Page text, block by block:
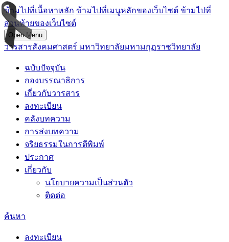
ข้ามไปที่เนื้อหาหลัก ข้ามไปที่เมนูหลักของเว็บไซต์ ข้ามไปที่
ส่วนท้ายของเว็บไซต์
Open Menu
วารสารสังคมศาสตร์ มหาวิทยาลัยมหามกุฏราชวิทยาลัย
ฉบับปัจจุบัน
กองบรรณาธิการ
เกี่ยวกับวารสาร
ลงทะเบียน
คลังบทความ
การส่งบทความ
จริยธรรมในการตีพิมพ์
ประกาศ
เกี่ยวกับ
นโยบายความเป็นส่วนตัว
ติดต่อ
ค้นหา
ลงทะเบียน